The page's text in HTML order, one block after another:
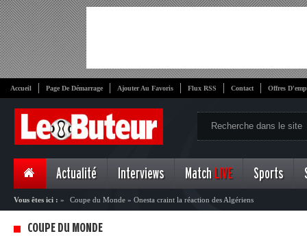
Accueil Page De Démarrage Ajouter Au Favoris Flux RSS Contact Offres
Actualité Interviews Match LIVE Sports
Vous êtes ici : » Coupe du Monde » Onesta craint la réaction des Algériens
COUPE DU MONDE